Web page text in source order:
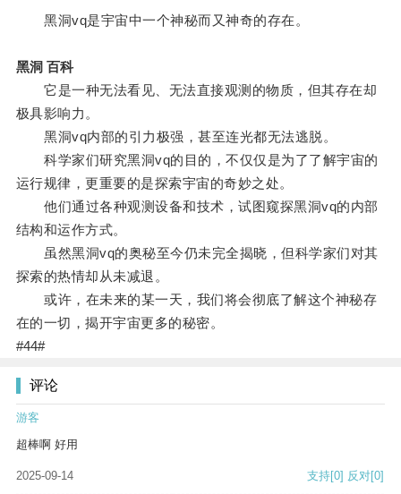
黑洞vq是宇宙中一个神秘而又神奇的存在。
黑洞 百科
它是一种无法看见、无法直接观测的物质，但其存在却
极具影响力。
黑洞vq内部的引力极强，甚至连光都无法逃脱。
科学家们研究黑洞vq的目的，不仅仅是为了了解宇宙的
运行规律，更重要的是探索宇宙的奇妙之处。
他们通过各种观测设备和技术，试图窥探黑洞vq的内部
结构和运作方式。
虽然黑洞vq的奥秘至今仍未完全揭晓，但科学家们对其
探索的热情却从未减退。
或许，在未来的某一天，我们将会彻底了解这个神秘存
在的一切，揭开宇宙更多的秘密。
#44#
评论
游客
超棒啊 好用
2025-09-14 支持[0] 反对[0]